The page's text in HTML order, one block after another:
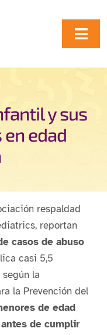
y sus
edad
respaldad
reportan
casos de abuso
casi 5,5
la
la Prevención del
de edad
de cumplir